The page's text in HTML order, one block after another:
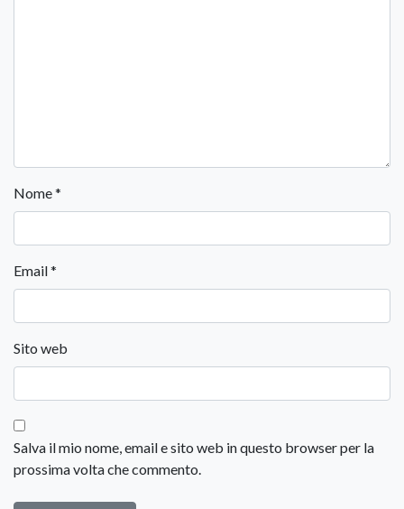
Nome*
Email*
Sito web
Salva il mio nome, email e sito web in questo browser per la
prossima volta che commento.